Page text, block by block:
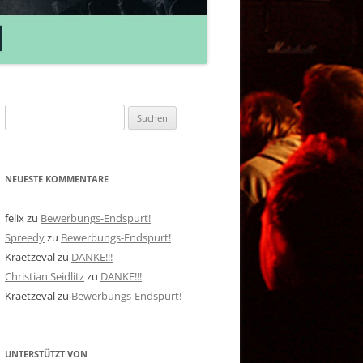
nach:
NEUESTE KOMMENTARE
felixzu Bewerbungs-Endspurt!
Spreedyzu Bewerbungs-Endspurt!
Kraetzevalzu DANKE!!!
Christian Seidlitzzu DANKE!!!
Kraetzevalzu Bewerbungs-Endspurt!
UNTERSTÜTZT VON